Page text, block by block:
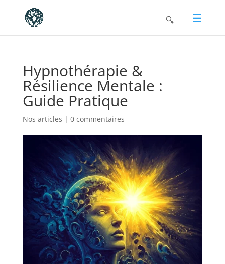
Hypnothérapie &
Résilience Mentale :
Guide Pratique
Nos articles | 0 commentaires